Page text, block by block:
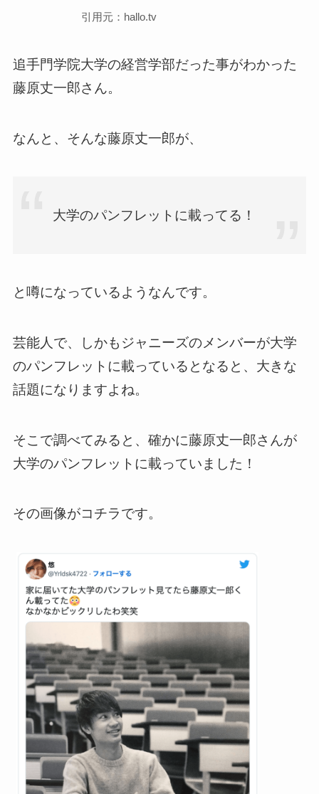
引用元：hallo.tv
追手門学院大学の経営学部だった事がわかった
藤原丈一郎さん。
なんと、そんな藤原丈一郎が、
大学のパンフレットに載ってる！
と噂になっているようなんです。
芸能人で、しかもジャニーズのメンバーが大学
のパンフレットに載っているとなると、大きな
話題になりますよね。
そこで調べてみると、確かに藤原丈一郎さんが
大学のパンフレットに載っていました！
その画像がコチラです。